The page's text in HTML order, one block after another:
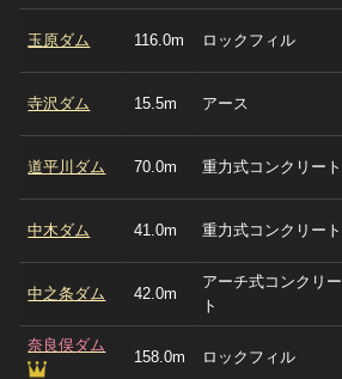
玉原ダム 116.0m ロックフィル
寺沢ダム 15.5m アース
道平川ダム 70.0m 重力式コンクリート
中木ダム 41.0m 重力式コンクリート
中之条ダム 42.0m
アーチ式コンクリー
ト
奈良俣ダム
158.0m ロックフィル